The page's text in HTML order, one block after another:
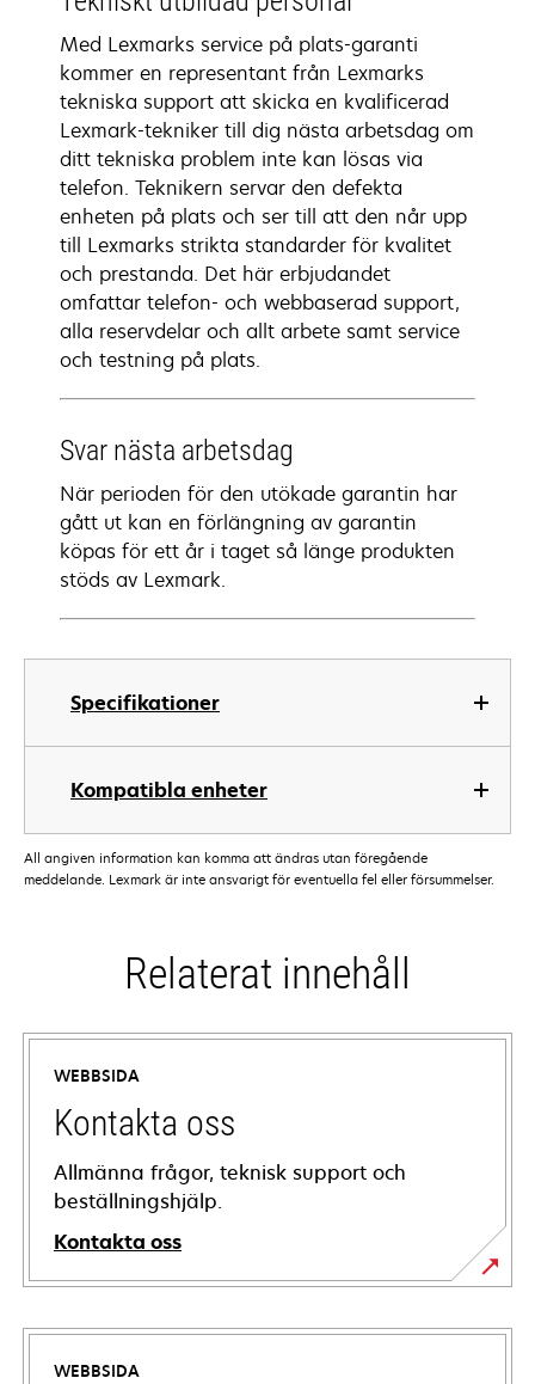
Specifikationer
Kompatibla enheter
Med Lexmarks service på plats-garanti
kommer en representant från Lexmarks
tekniska support att skicka en kvalificerad
Lexmark-tekniker till dig nästa arbetsdag om
ditt tekniska problem inte kan lösas via
telefon. Teknikern servar den defekta
enheten på plats och ser till att den når upp
till Lexmarks strikta standarder för kvalitet
och prestanda. Det här erbjudandet
omfattar telefon- och webbaserad support,
alla reservdelar och allt arbete samt service
och testning på plats.
Svar nästa arbetsdag
När perioden för den utökade garantin har
gått ut kan en förlängning av garantin
köpas för ett år i taget så länge produkten
stöds av Lexmark.
All angiven information kan komma att ändras utan föregående
meddelande. Lexmark är inte ansvarigt för eventuella fel eller försummelser.
Relaterat innehåll
WEBBSIDA
Kontakta oss
Allmänna frågor, teknisk support och
beställningshjälp.
Kontakta oss
WEBBSIDA